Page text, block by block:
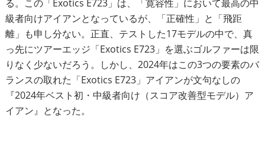
る。この「Exotics E723」は、「寛容性」において最高の中
級者向けアイアンとなっているが、「正確性」と「飛距
離」も申し分ない。正直、テストした17モデルの中で、真
っ先にツアーエッジ「Exotics E723」を選ぶゴルファーは限
りなく少ないだろう。しかし、2024年はこの3つの要素のバ
ランスの取れた「Exotics E723」アイアンが文句なしの
『2024年ベスト初・中級者向け（スコア改善型モデル）ア
イアン』となった。